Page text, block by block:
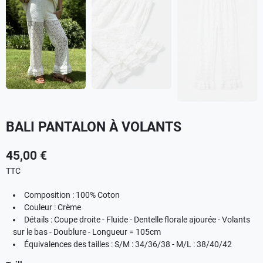
BALI PANTALON À VOLANTS
45,00 €
TTC
Composition : 100% Coton
Couleur : Crème
Détails : Coupe droite - Fluide - Dentelle florale ajourée - Volants
sur le bas - Doublure - Longueur = 105cm
Équivalences des tailles : S/M : 34/36/38 - M/L : 38/40/42